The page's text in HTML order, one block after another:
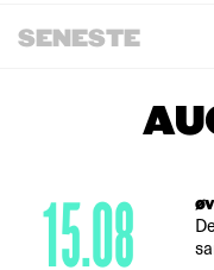
SENESTE
15.08